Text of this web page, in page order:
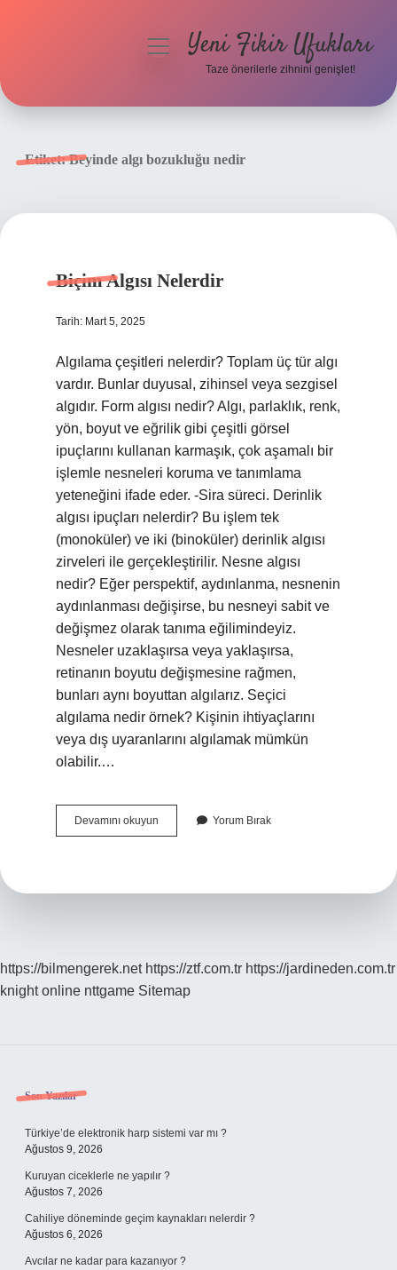
menüyüYeni Fikir Ufukları
Taze önerilerle zihnini genişlet!
Etiket:Beyinde algı bozukluğu nedir
Biçim Algısı Nelerdir
Tarih: Mart 5, 2025
Algılama çeşitleri nelerdir? Toplam üç tür algı
vardır. Bunlar duyusal, zihinsel veya sezgisel
algıdır. Form algısı nedir? Algı, parlaklık, renk,
yön, boyut ve eğrilik gibi çeşitli görsel
ipuçlarını kullanan karmaşık, çok aşamalı bir
işlemle nesneleri koruma ve tanımlama
yeteneğini ifade eder. -Sira süreci. Derinlik
algısı ipuçları nelerdir? Bu işlem tek
(monoküler) ve iki (binoküler) derinlik algısı
zirveleri ile gerçekleştirilir. Nesne algısı
nedir? Eğer perspektif, aydınlanma, nesnenin
aydınlanması değişirse, bu nesneyi sabit ve
değişmez olarak tanıma eğilimindeyiz.
Nesneler uzaklaşırsa veya yaklaşırsa,
retinanın boyutu değişmesine rağmen,
bunları aynı boyuttan algılarız. Seçici
algılama nedir örnek? Kişinin ihtiyaçlarını
veya dış uyaranlarını algılamak mümkün
olabilir.…
Devamını okuyun
Algısı
Yorum Bırak
https://bilmengerek.net https://ztf.com.tr https://jardineden.com.tr
knight online nttgame Sitemap
Sidebar
Son Yazılar
Türkiye’de elektronik harp sistemi var mı ?
Ağustos 9, 2026
Kuruyan ciceklerle ne yapılır ?
Ağustos 7, 2026
Cahiliye döneminde geçim kaynakları nelerdir ?
Ağustos 6, 2026
Avcılar ne kadar para kazanıyor ?